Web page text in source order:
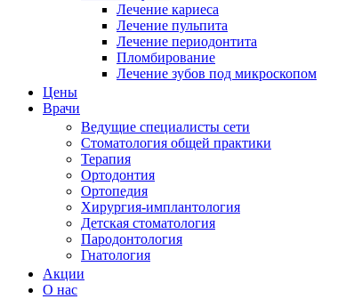
Лечение кариеса
Лечение пульпита
Лечение периодонтита
Пломбирование
Лечение зубов под микроскопом
Цены
Врачи
Ведущие специалисты сети
Стоматология общей практики
Терапия
Ортодонтия
Ортопедия
Хирургия-имплантология
Детская стоматология
Пародонтология
Гнатология
Акции
О нас